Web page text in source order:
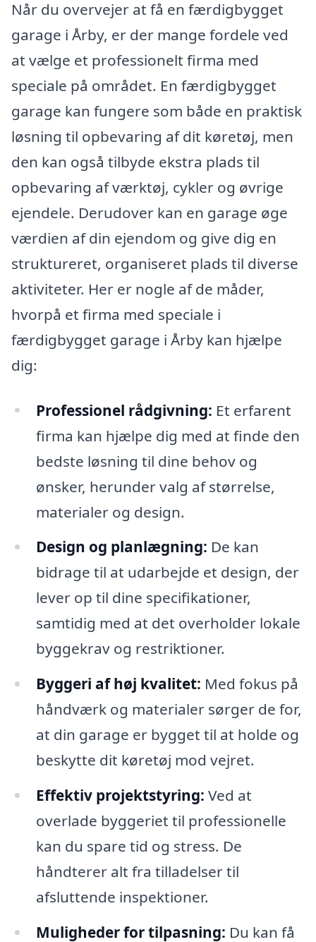
Når du overvejer at få en færdigbygget
garage i Årby, er der mange fordele ved
at vælge et professionelt firma med
speciale på området. En færdigbygget
garage kan fungere som både en praktisk
løsning til opbevaring af dit køretøj, men
den kan også tilbyde ekstra plads til
opbevaring af værktøj, cykler og øvrige
ejendele. Derudover kan en garage øge
værdien af din ejendom og give dig en
struktureret, organiseret plads til diverse
aktiviteter. Her er nogle af de måder,
hvorpå et firma med speciale i
færdigbygget garage i Årby kan hjælpe
dig:
Professionel rådgivning: Et erfarent
firma kan hjælpe dig med at finde den
bedste løsning til dine behov og
ønsker, herunder valg af størrelse,
materialer og design.
Design og planlægning: De kan
bidrage til at udarbejde et design, der
lever op til dine specifikationer,
samtidig med at det overholder lokale
byggekrav og restriktioner.
Byggeri af høj kvalitet: Med fokus på
håndværk og materialer sørger de for,
at din garage er bygget til at holde og
beskytte dit køretøj mod vejret.
Effektiv projektstyring: Ved at
overlade byggeriet til professionelle
kan du spare tid og stress. De
håndterer alt fra tilladelser til
afsluttende inspektioner.
Muligheder for tilpasning: Du kan få